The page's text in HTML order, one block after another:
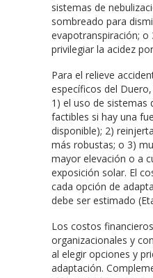
sistemas de
sombreado para
evapotranspiración; o
privilegiar la acidez
Para el relieve
específicos del
1) el uso de sistemas
factibles si hay una
disponible); 2)
más robustas; o 3)
mayor elevación o a
exposición solar. El
cada opción de
debe ser estimado
Los costos
organizacionales y
al elegir opciones y
adaptación.